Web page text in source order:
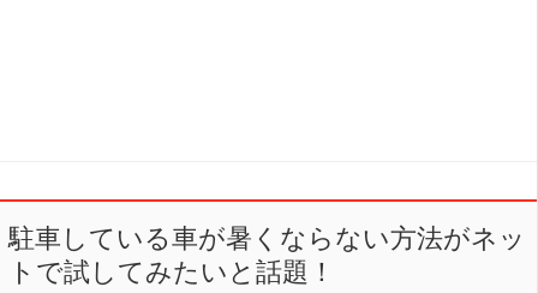
駐車している車が暑くならない方法がネッ
トで試してみたいと話題！